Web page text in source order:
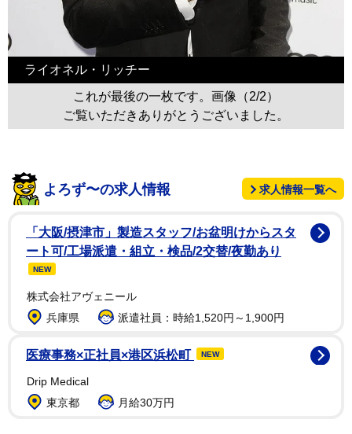
ライオネル・リッチー
これが最後の一枚です。画像（2/2）
ご覧いただきありがとうございました。
よろず〜の求人情報 求人情報一覧へ
「大阪/摂津市」製造スタッフ/お盆明けからスタ
ート可/工場派遣・組立・検品/2交替/夜勤あり
NEW
株式会社アヴェニール
兵庫県
派遣社員：時給1,520円～1,900円
医療事務×正社員×港区浜松町 NEW
Drip Medical
東京都
月給30万円